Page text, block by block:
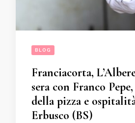
BLOG
Franciacorta,
sera con Franco
della pizza e
Erbusco (BS)